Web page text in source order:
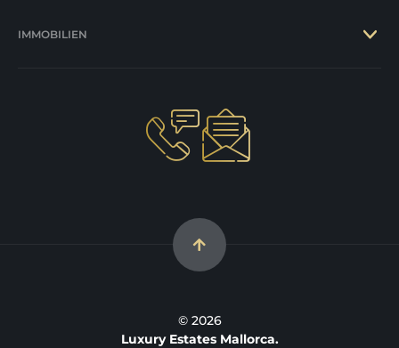
IMMOBILIEN
© 2026
Luxury Estates Mallorca.